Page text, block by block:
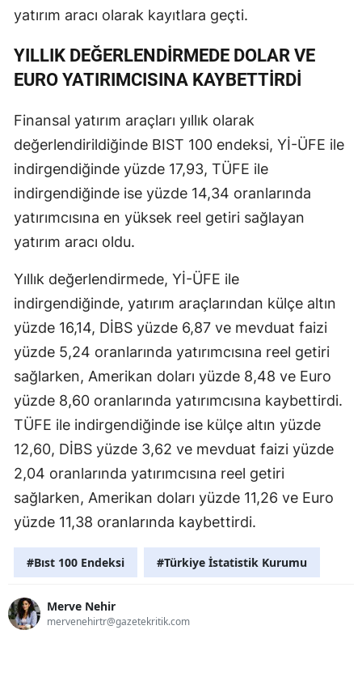
yatırım aracı olarak kayıtlara geçti.
YILLIK DEĞERLENDİRMEDE DOLAR VE
EURO YATIRIMCISINA KAYBETTİRDİ
Finansal yatırım araçları yıllık olarak
değerlendirildiğinde BIST 100 endeksi, Yİ-ÜFE ile
indirgendiğinde yüzde 17,93, TÜFE ile
indirgendiğinde ise yüzde 14,34 oranlarında
yatırımcısına en yüksek reel getiri sağlayan
yatırım aracı oldu.
Yıllık değerlendirmede, Yİ-ÜFE ile
indirgendiğinde, yatırım araçlarından külçe altın
yüzde 16,14, DİBS yüzde 6,87 ve mevduat faizi
yüzde 5,24 oranlarında yatırımcısına reel getiri
sağlarken, Amerikan doları yüzde 8,48 ve Euro
yüzde 8,60 oranlarında yatırımcısına kaybettirdi.
TÜFE ile indirgendiğinde ise külçe altın yüzde
12,60, DİBS yüzde 3,62 ve mevduat faizi yüzde
2,04 oranlarında yatırımcısına reel getiri
sağlarken, Amerikan doları yüzde 11,26 ve Euro
yüzde 11,38 oranlarında kaybettirdi.
#Bıst 100 Endeksi #Türkiye İstatistik Kurumu
Merve Nehir
mervenehirtr@gazetekritik.com